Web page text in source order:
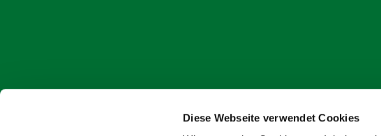
Diese Webseite verwendet Cookies
online-Redaktion: